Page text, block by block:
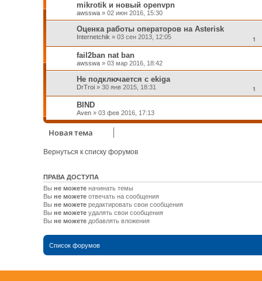
mikrotik и новый openvpn
awsswa» 02 июн 2016, 15:30
Оценка работы операторов на Asterisk
Internetchik » 03 сен 2013, 12:05 1
fail2ban nat ban
awsswa» 03 мар 2016, 18:42
Не подключается с ekiga
DrTroi» 30 янв 2015, 18:31 1
BIND
Aven» 03 фев 2016, 17:13
Новая тема
Вернуться к списку форумов
ПРАВА ДОСТУПА
Вы не можетеначинать темы
Вы не можетеотвечать на сообщения
Вы не можетередактировать свои сообщения
Вы не можетеудалять свои сообщения
Вы не можетедобавлять вложения
Список форумов